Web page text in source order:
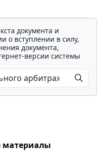
документа и
о вступлении в силу,
документа,
версии системы
материалы